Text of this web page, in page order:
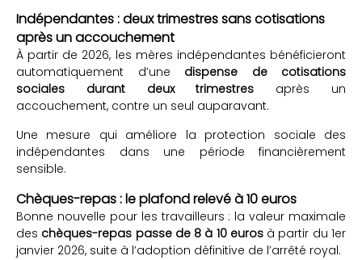
Indépendantes : deux trimestres sans cotisations
après un accouchement
À partir de 2026, les mères indépendantes bénéficieront
automatiquement d’une dispense de cotisations
sociales durant deux trimestres après un
accouchement, contre un seul auparavant.
Une mesure qui améliore la protection sociale des
indépendantes dans une période financièrement
sensible.
Chèques-repas : le plafond relevé à 10 euros
Bonne nouvelle pour les travailleurs : la valeur maximale
des chèques-repas passe de 8 à 10 eurosà partir du 1er
janvier 2026, suite à l’adoption définitive de l’arrêté royal.